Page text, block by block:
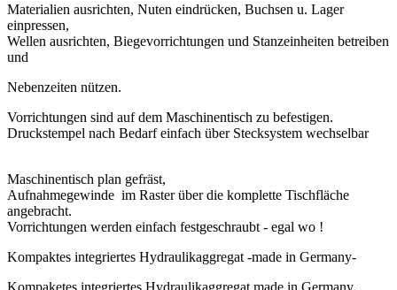
Materialien ausrichten, Nuten eindrücken, Buchsen u. Lager
einpressen,
Wellen ausrichten, Biegevorrichtungen und Stanzeinheiten betreiben
und
Nebenzeiten nützen.
Vorrichtungen sind auf dem Maschinentisch zu befestigen.
Druckstempel nach Bedarf einfach über Stecksystem wechselbar
Maschinentisch plan gefräst,
Aufnahmegewinde im Raster über die komplette Tischfläche
angebracht.
Vorrichtungen werden einfach festgeschraubt - egal wo !
Kompaktes integriertes Hydraulikaggregat -made in Germany-
Kompaketes integriertes Hydraulikaggregat made in Germany.